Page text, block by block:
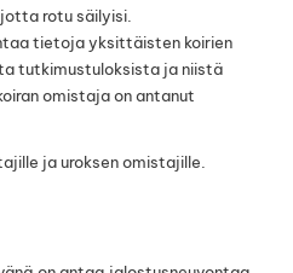
rotu säilyisi.
tietoja yksittäisten koirien
tutkimustuloksista ja niistä
omistaja on antanut
ja uroksen omistajille.